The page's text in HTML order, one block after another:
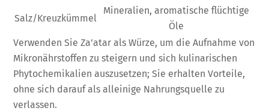
Salz/Kreuzkümmel
Mineralien, aromatische flüchtige
Öle
Verwenden Sie Za’atar als Würze, um die Aufnahme von
Mikronährstoffen zu steigern und sich kulinarischen
Phytochemikalien auszusetzen; Sie erhalten Vorteile,
ohne sich darauf als alleinige Nahrungsquelle zu
verlassen.